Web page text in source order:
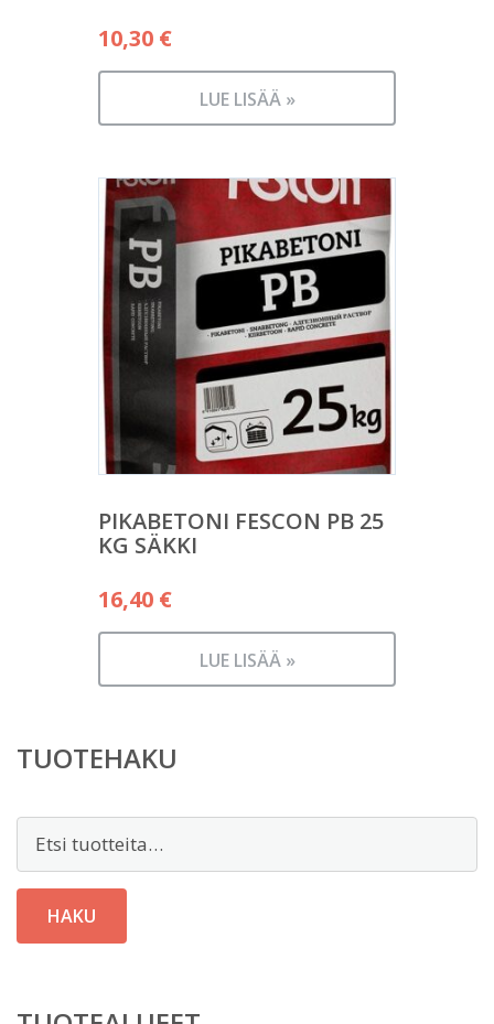
10,30 €
LUE LISÄÄ »
PIKABETONI FESCON PB 25
KG SÄKKI
16,40 €
LUE LISÄÄ »
TUOTEHAKU
Etsi:
HAKU